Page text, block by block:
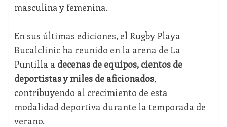
masculina y femenina.
En sus últimas ediciones, el Rugby Playa
Bucalclinic ha reunido en la arena de La
Puntilla a decenas de equipos, cientos de
deportistas y miles de aficionados,
contribuyendo al crecimiento de esta
modalidad deportiva durante la temporada de
verano.